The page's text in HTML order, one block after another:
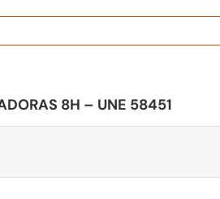
8H – UNE 58451